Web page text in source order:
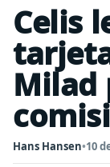
Celis
Milad
Hans Hansen•10